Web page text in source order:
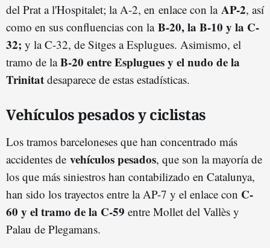
del Prat a l'Hospitalet; la A-2, en enlace con laAP-2, así
como en sus confluencias con laB-20, la B-10 y la C-
32; y la C-32, de Sitges a Esplugues. Asimismo, el
tramo de laB-20 entre Esplugues y el nudo de la
Trinitat desaparece de estas estadísticas.
Vehículos pesados y ciclistas
Los tramos barceloneses que han concentrado más
accidentes de vehículos pesados, que son la mayoría de
los que más siniestros han contabilizado en Catalunya,
han sido los trayectos entre la AP-7 y el enlace con C-
60 y el tramo de la C-59 entre Mollet del Vallès y
Palau de Plegamans.